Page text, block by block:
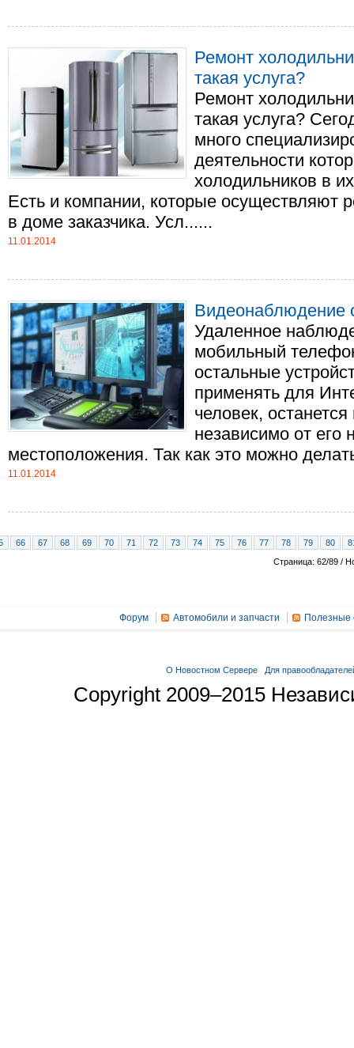
Ремонт
такая услуга?
Ремонт
такая услуга?
много
деятельности
холодильников в
Есть и компании, которые осуществляют
в доме заказчика. Усл......
11.01.2014
Видеонаблюдение
Удаленное
мобильный
остальные
применять для
человек,
независимо от его
местоположения. Так как это можно
11.01.2014
66 67 68 69 70 71 72 73 74 75 76 77 78 79 80
Страница: 62/89 /
Форум Автомобили и запчасти Полезные
О Новостном Сервере Для
Copyright 2009–2015